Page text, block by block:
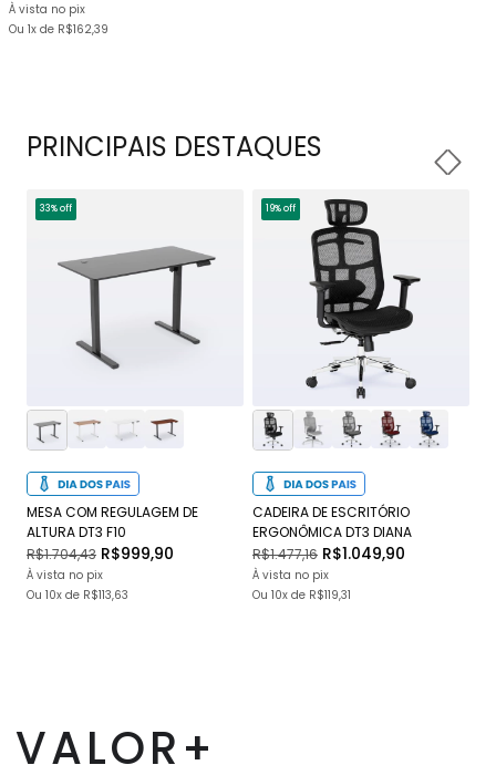
À vista no pix
Ou 1x de R$162,39
PRINCIPAIS DESTAQUES
MESA COM REGULAGEM DE
ALTURA DT3 F10
R$1.704,43 R$999,90
33% off
À vista no pix
Ou 10x de R$113,63
CADEIRA DE ESCRITÓRIO
ERGONÔMICA DT3 DIANA
R$1.477,16 R$1.049,90
19% off
À vista no pix
Ou 10x de R$119,31
VALOR+